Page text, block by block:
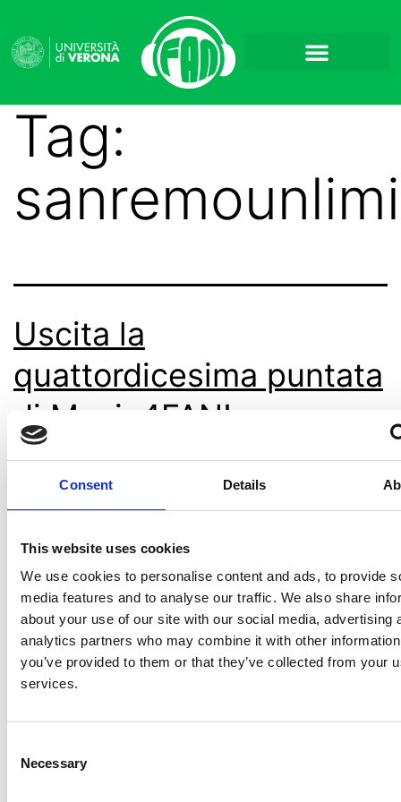
Consent Details
This website uses cookies
We use cookies to personalise content and ads, to provide
media features and to analyse our traffic. We also share
about your use of our site with our social media, advertising
analytics partners who may combine it with other
you’ve provided to them or that they’ve collected from your
services.
Selection
Necessary
Tag:
Uscita la
quattordicesima puntata
di Music4FAN!